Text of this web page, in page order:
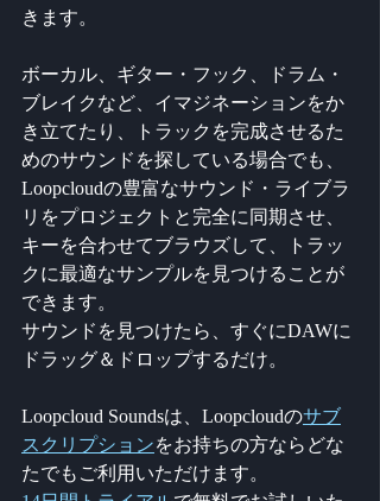
きます。
ボーカル、ギター・フック、ドラム・
ブレイクなど、イマジネーションをか
き立てたり、トラックを完成させるた
めのサウンドを探している場合でも、
Loopcloudの豊富なサウンド・ライブラ
リをプロジェクトと完全に同期させ、
キーを合わせてブラウズして、トラッ
クに最適なサンプルを見つけることが
できます。
サウンドを見つけたら、すぐにDAWに
ドラッグ＆ドロップするだけ。
Loopcloud Soundsは、Loopcloudのサブ
スクリプションをお持ちの方ならどな
たでもご利用いただけます。